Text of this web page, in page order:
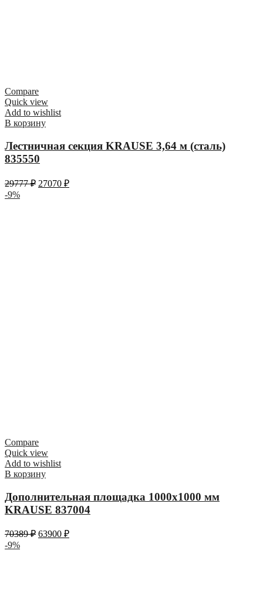
Compare
Quick view
Add to wishlist
В корзину
Лестничная секция KRAUSE 3,64 м (сталь)
835550
29777₽ 27070 ₽
-9%
Compare
Quick view
Add to wishlist
В корзину
Дополнительная площадка 1000х1000 мм
KRAUSE 837004
70389₽ 63900 ₽
-9%